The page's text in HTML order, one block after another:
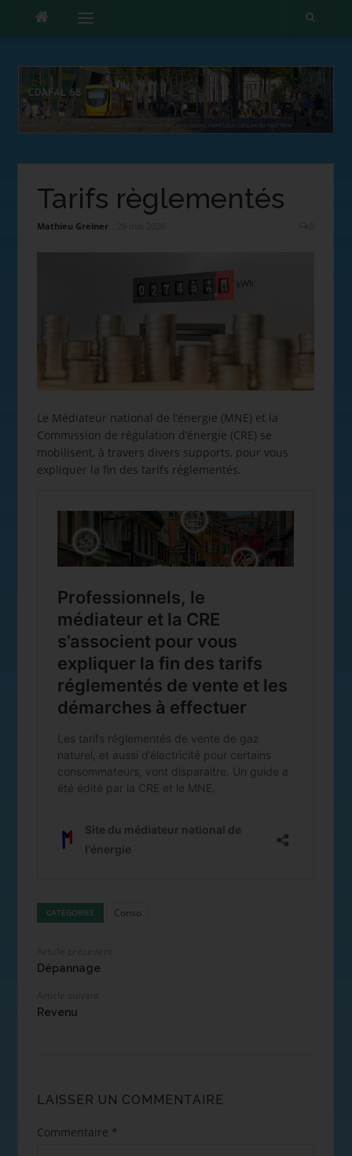
Menu
Tarifs règlementés
Mathieu Greiner
Le Médiateur national de l’énergie (MNE) et la
Commission de régulation d’énergie (CRE) se
mobilisent, à travers divers supports, pour vous
expliquer la fin des tarifs réglementés.
CATÉGORIES Conso
Dépannage
Revenu
LAISSER UN COMMENTAIRE
Commentaire *